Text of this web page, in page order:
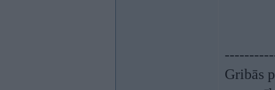
Gribās